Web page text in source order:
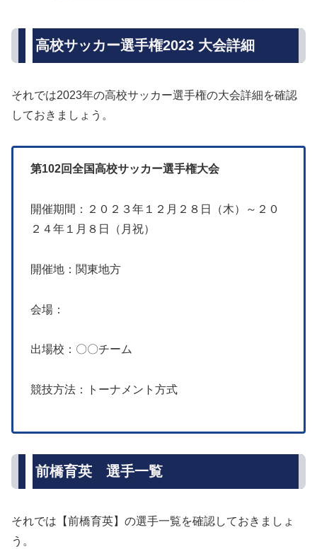
高校サッカー選手権2023 大会詳細
それでは2023年の高校サッカー選手権の大会詳細を確認
しておきましょう。
第102回全国高校サッカー選手権大会
開催期間：２０２３年１２月２８日（木）～２０
２４年１月８日（月祝）
開催地：関東地方
会場：
出場校：〇〇チーム
競技方法：トーナメント方式
前橋育英 選手一覧
それでは【前橋育英】の選手一覧を確認しておきましょ
う。